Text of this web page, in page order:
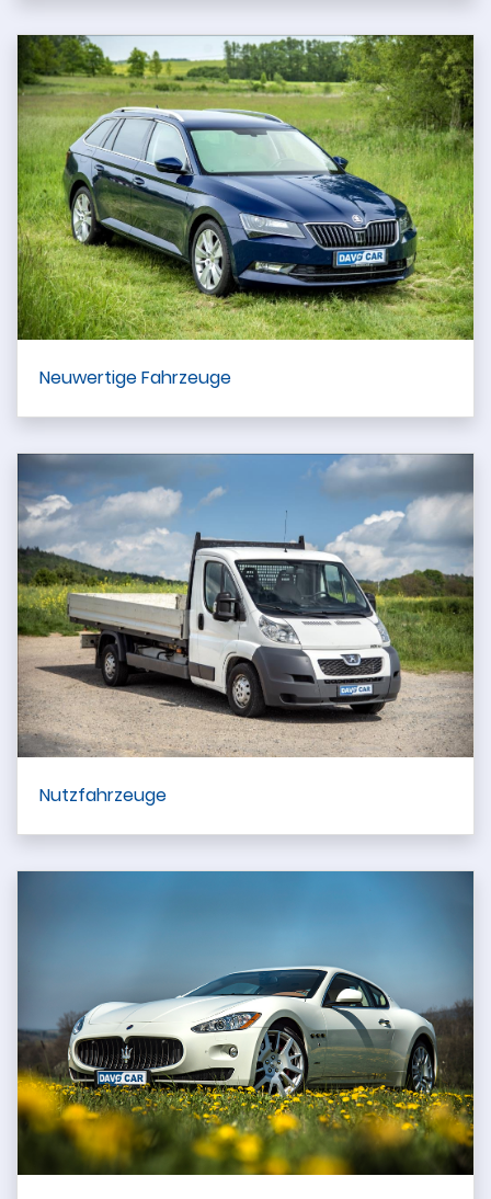
Neuwertige Fahrzeuge
Nutzfahrzeuge